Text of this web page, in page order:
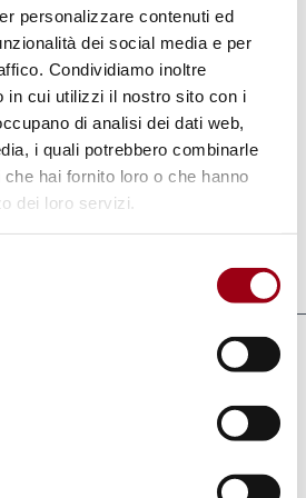
personalizzare contenuti ed
dei social media e per
Condividiamo inoltre
in cui utilizzi il nostro sito con i
di analisi dei dati web,
i quali potrebbero combinarle
hai fornito loro o che hanno
dei loro servizi.
di comuni italiani a
hanno aderito,
il 90% della popolazione
è una fondazione creata da
in aree di interesse per i